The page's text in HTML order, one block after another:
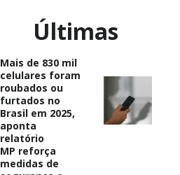
Últimas
Mais de 830 mil
celulares foram
roubados ou
furtados no
Brasil em 2025,
aponta
relatório
MP reforça
medidas de